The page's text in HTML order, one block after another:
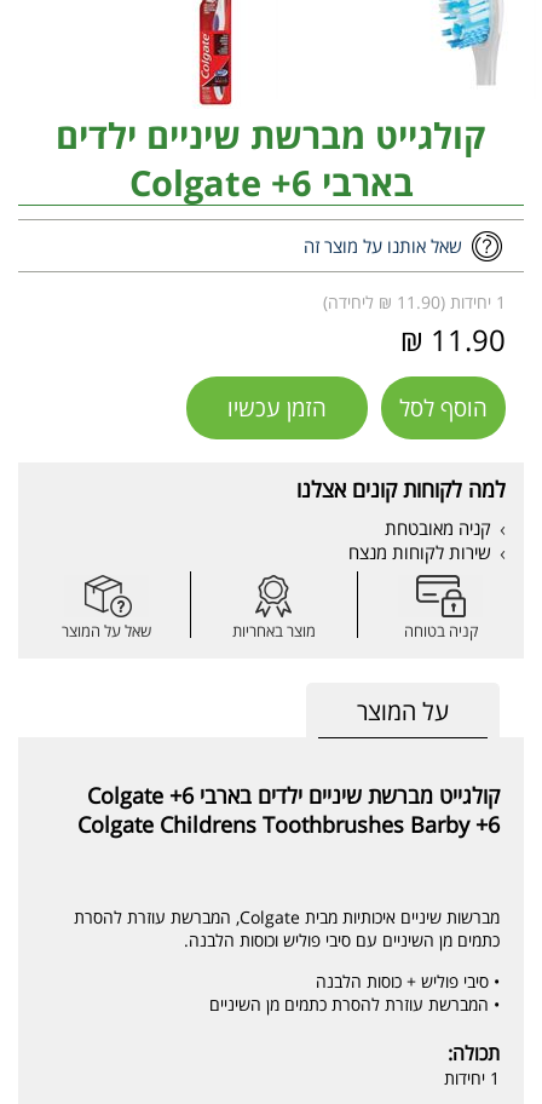
קולגייט מברשת שיניים ילדים
בארבי 6+ Colgate
שאל אותנו על מוצר זה
1 יחידות (11.90 ₪ ליחידה)
11.90 ₪
הוסף לסל הזמן עכשיו
למה לקוחות קונים אצלנו
קניה מאובטחת
שירות לקוחות מנצח
קניה בטוחה מוצר באחריות שאל על המוצר
על המוצר
קולגייט מברשת שיניים ילדים בארבי 6+ Colgate
Colgate Childrens Toothbrushes Barby +6
מברשות שיניים איכותיות מבית Colgate, המברשת עוזרת להסרת
כתמים מן השיניים עם סיבי פוליש וכוסות הלבנה.
• סיבי פוליש + כוסות הלבנה
• המברשת עוזרת להסרת כתמים מן השיניים
תכולה:
1 יחידות